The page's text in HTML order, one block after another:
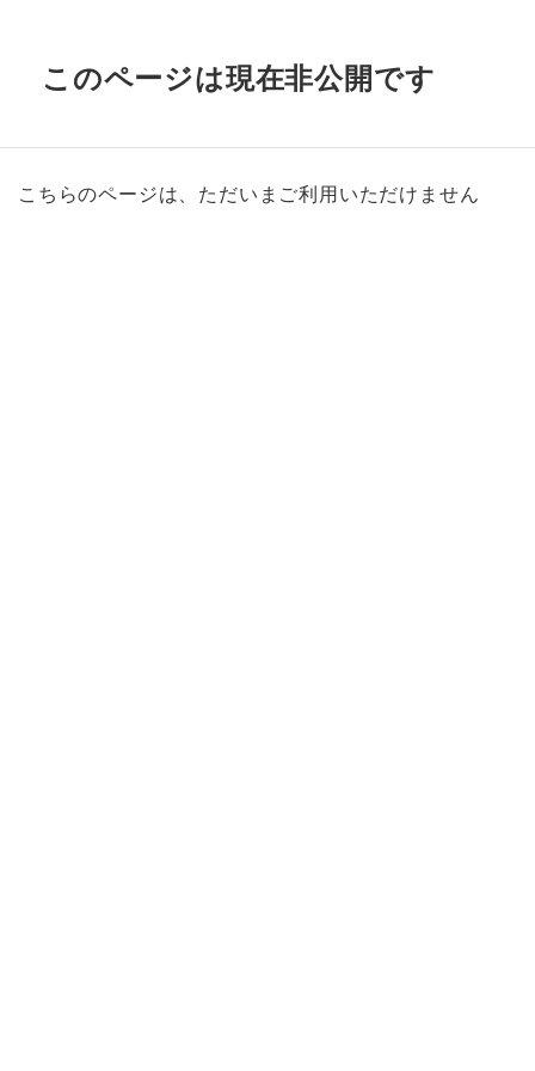
このページは現在非公開です
こちらのページは、ただいまご利用いただけません